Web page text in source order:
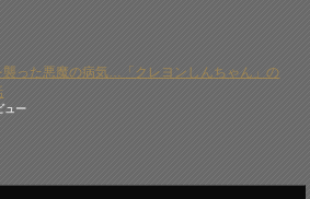
襲った悪魔の病気…「クレヨンしんちゃん」の
ュー